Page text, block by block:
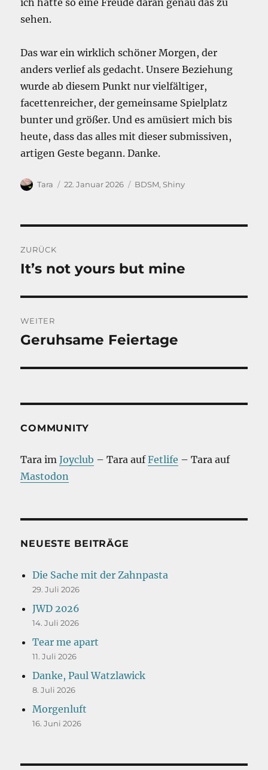
ich hatte so eine Freude daran genau das zu
sehen.
Das war ein wirklich schöner Morgen, der
anders verlief als gedacht. Unsere Beziehung
wurde ab diesem Punkt nur vielfältiger,
facettenreicher, der gemeinsame Spielplatz
bunter und größer. Und es amüsiert mich bis
heute, dass das alles mit dieser submissiven,
artigen Geste begann. Danke.
Autor
Tara
Veröffentlicht
22. Januar 2026 Kategorien
BDSM,Shiny
ZURÜCK
Vorheriger
It’s not yours but mine
WEITER
Nächster
Geruhsame Feiertage
COMMUNITY
Tara imJoyclub – Tara aufFetlife – Tara auf
Mastodon
NEUESTE BEITRÄGE
Die Sache mit der Zahnpasta
29. Juli 2026
JWD 2026
14. Juli 2026
Tear me apart
11. Juli 2026
Danke, Paul Watzlawick
8. Juli 2026
Morgenluft
16. Juni 2026